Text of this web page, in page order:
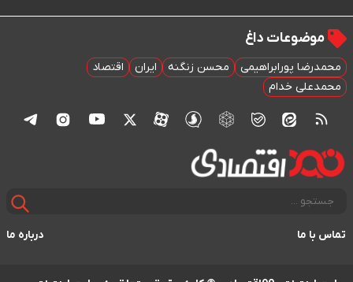
موضوعات داغ
محمدرضا پورابراهیمی محسن زنگنه ایران
اقتصاد
محمدعلی خدام
تماس با ما درباره ما